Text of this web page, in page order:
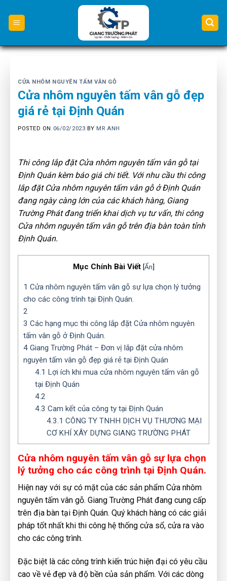
content
CỬA NHÔM NGUYÊN TẤM VÂN GỖ
Cửa nhôm nguyên tấm vân gỗ đẹp
giá rẻ tại Định Quán
POSTED ON 06/02/2023 BY MR ANH
Thi công lắp đặt Cửa nhôm nguyên tấm vân gỗ tại
Định Quán kèm báo giá chi tiết. Với nhu cầu thi công
lắp đặt Cửa nhôm nguyên tấm vân gỗ ở Định Quán
đang ngày càng lớn của các khách hàng, Giang
Trường Phát đang triển khai dịch vụ tư vấn, thi công
Cửa nhôm nguyên tấm vân gỗ trên địa bàn toàn tỉnh
Định Quán.
Mục Chính Bài Viết [Ẩn]
1 Cửa nhôm nguyên tấm vân gỗ sự lựa chọn lý tưởng
cho các công trình tại Định Quán.
2
3 Các hạng mục thi công lắp đặt Cửa nhôm nguyên
tấm vân gỗ ở Định Quán.
4 Giang Trường Phát – Đơn vị lắp đặt cửa nhôm
nguyên tấm vân gỗ đẹp giá rẻ tại Định Quán
4.1 Lợi ích khi mua cửa nhôm nguyên tấm vân gỗ
tại Định Quán
4.2
4.3 Cam kết của công ty tại Định Quán
4.3.1 CÔNG TY TNHH DỊCH VỤ THƯƠNG MẠI
CƠ KHÍ XÂY DỰNG GIANG TRƯỜNG PHÁT
Cửa nhôm nguyên tấm vân gỗ sự lựa chọn
lý tưởng cho các công trình tại Định Quán.
Hiện nay với sự có mặt của các sản phẩm Cửa nhôm
nguyên tấm vân gỗ. Giang Trường Phát đang cung cấp
trên địa bàn tại Định Quán. Quý khách hàng có các giải
pháp tốt nhất khi thi công hệ thống cửa sổ, cửa ra vào
cho các công trình.
Đặc biệt là các công trình kiến trúc hiện đại có yêu cầu
cao về vẻ đẹp và độ bền của sản phẩm. Với các dòng